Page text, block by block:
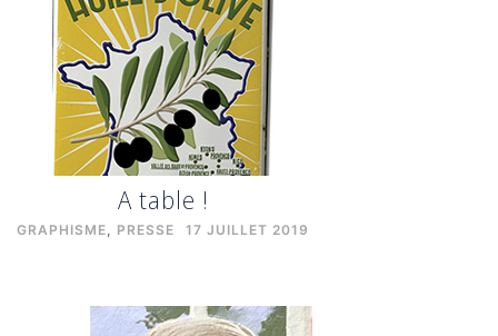
A table !
GRAPHISME, PRESSE 17 JUILLET 2019